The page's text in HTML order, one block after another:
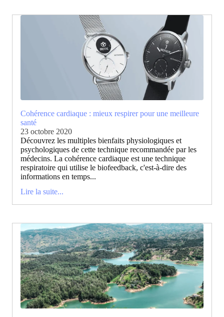
Cohérence cardiaque : mieux respirer pour une meilleure
santé
23 octobre 2020
Découvrez les multiples bienfaits physiologiques et
psychologiques de cette technique recommandée par les
médecins. La cohérence cardiaque est une technique
respiratoire qui utilise le biofeedback, c'est-à-dire des
informations en temps...
Lire la suite...